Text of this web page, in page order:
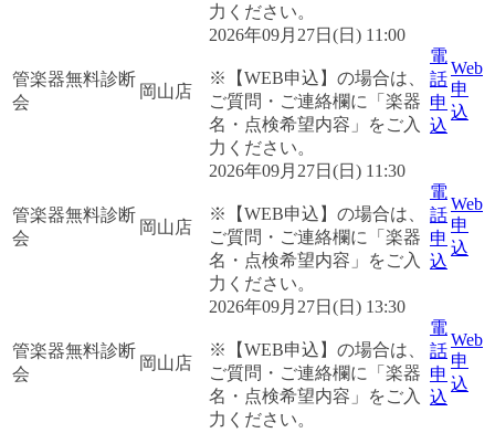
力ください。
管楽器無料診断
会
岡山店
2026年09月27日(日) 11:00
※【WEB申込】の場合は、
ご質問・ご連絡欄に「楽器
名・点検希望内容」をご入
力ください。
電
話
申
込
Web
申
込
管楽器無料診断
会
岡山店
2026年09月27日(日) 11:30
※【WEB申込】の場合は、
ご質問・ご連絡欄に「楽器
名・点検希望内容」をご入
力ください。
電
話
申
込
Web
申
込
管楽器無料診断
会
岡山店
2026年09月27日(日) 13:30
※【WEB申込】の場合は、
ご質問・ご連絡欄に「楽器
名・点検希望内容」をご入
力ください。
電
話
申
込
Web
申
込